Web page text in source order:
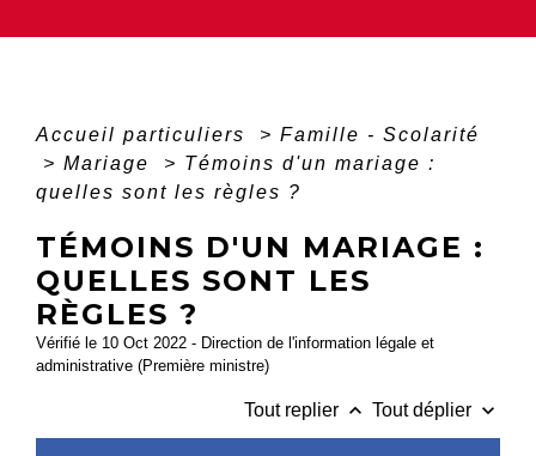
Accueil particuliers > Famille - Scolarité
> Mariage > Témoins d'un mariage :
quelles sont les règles ?
TÉMOINS D'UN MARIAGE :
QUELLES SONT LES
RÈGLES ?
Vérifié le 10 Oct 2022 - Direction de l'information légale et
administrative (Première ministre)
Tout replier keyboard_arrow_up Tout déplier keyboard_arrow_down